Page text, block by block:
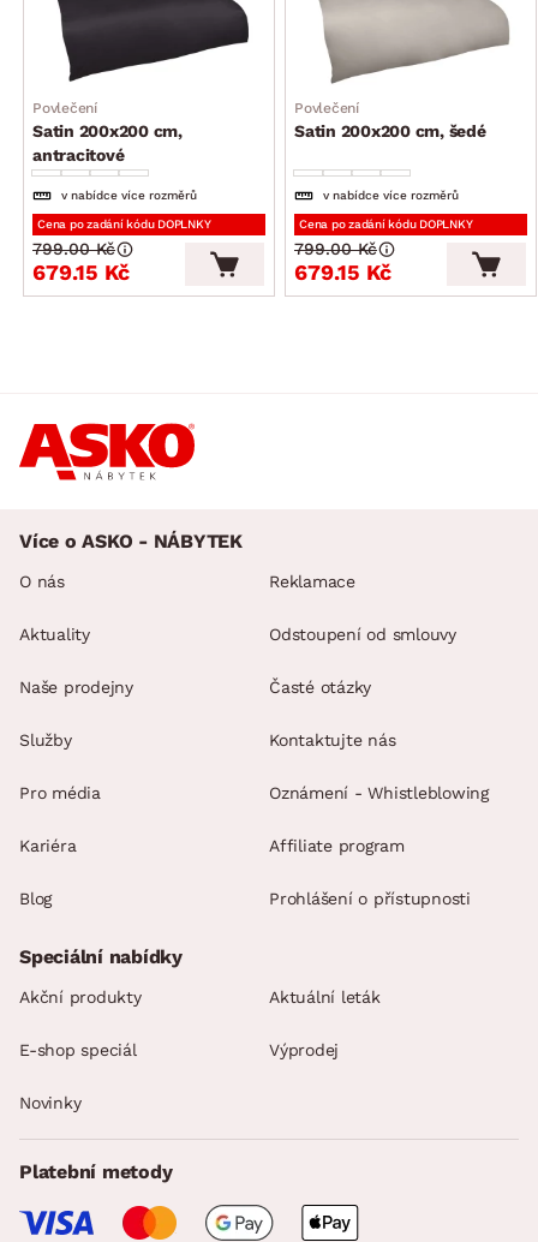
Povlečení
Satin 200x200 cm,
antracitové
v nabídce více rozměrů
Cena po zadání kódu DOPLNKY
679.15 Kč
799.00 Kč
Povlečení
Satin 200x200 cm, šedé
v nabídce více rozměrů
Cena po zadání kódu DOPLNKY
679.15 Kč
799.00 Kč
Více o ASKO - NÁBYTEK
O nás
Aktuality
Naše prodejny
Služby
Pro média
Kariéra
Blog
Reklamace
Odstoupení od smlouvy
Časté otázky
Kontaktujte nás
Oznámení - Whistleblowing
Affiliate program
Prohlášení o přístupnosti
Speciální nabídky
Akční produkty Aktuální leták
E-shop speciál Výprodej
Novinky
Platební metody